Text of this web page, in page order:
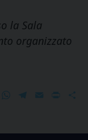
la Sala
organizzato
ThreadsWhatsApp
Telegram
EmailPrint